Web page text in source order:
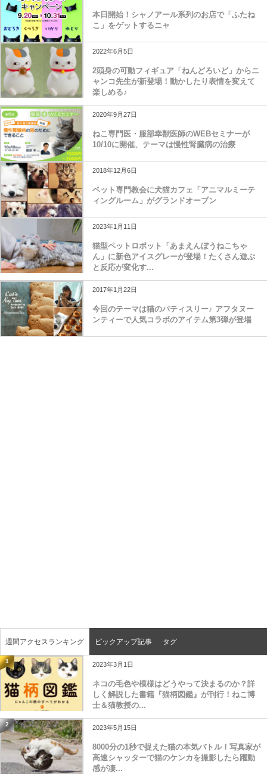
本日開始！シャノアール系列のお店で「ふたね
こ」をゲットするニャ
2022年6月5日
2頭身の可動フィギュア「ねんどろいど」からニ
ャンコ先生が新登場！動かしたり表情を変えて
楽しめる♪
2020年9月27日
ねこ専門医・服部幸獣医師のWEBセミナーが
10/10に開催、テーマは慢性腎臓病の治療
2018年12月6日
ペット専門教会に犬猫カフェ「アニマルミーテ
ィングルーム」がグランドオープン
2023年1月11日
猫型ペットロボット「あまえんぼうねこちゃ
ん」に新色アイスグレーが登場！たくさん遊ぶ
と反応が変化す...
2017年1月22日
今回のテーマは猫のパティスリー♪ アフタヌー
ンティーで人気コラボのアイテム第3弾が登場
週間アクセスランキング ピックアップ記事 タグ
1 2023年3月1日
ネコの毛色や模様はどうやって決まるのか？詳
しく解説した書籍『猫柄図鑑』が刊行！ねこ博
士＆猫教授の...
2 2023年5月15日
8000分の1秒で捉えた猫の本気バトル！写真家が
高速シャッターで猫のケンカを撮影したら躍動
感が凄...